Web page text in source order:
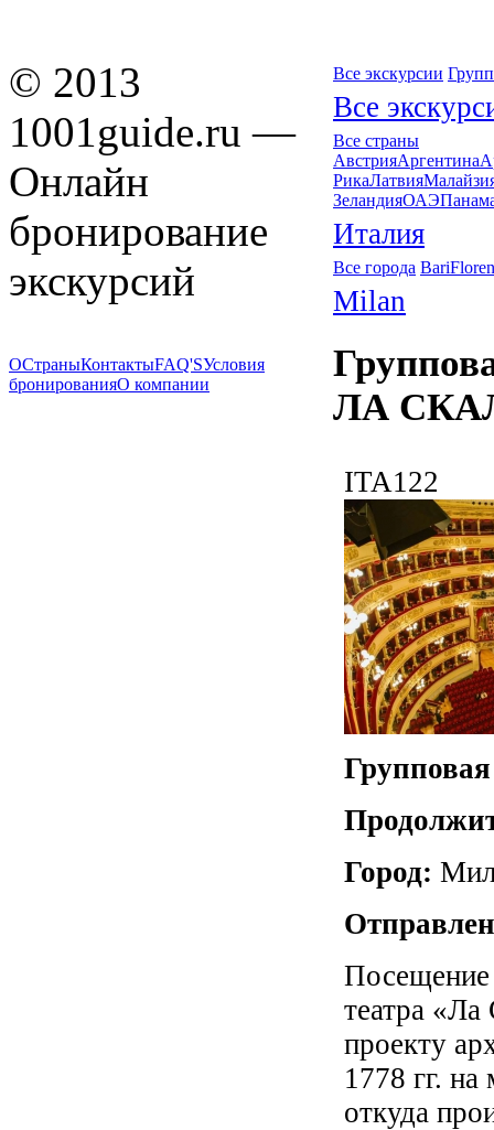
Все экскурсии
Все
Все страны
АвстрияАргентина
РикаЛатвия
ЗеландияОАЭ
Италия
Все города Bari
Milan
ЛА
ITA122
Город:
Посещение
театра «Ла
проекту
1778 гг.
откуда
© 2013
1001guide.ru —
Онлайн
бронирование
экскурсий
ОСтраныКонтактыFAQ'SУсловия
бронированияО компании